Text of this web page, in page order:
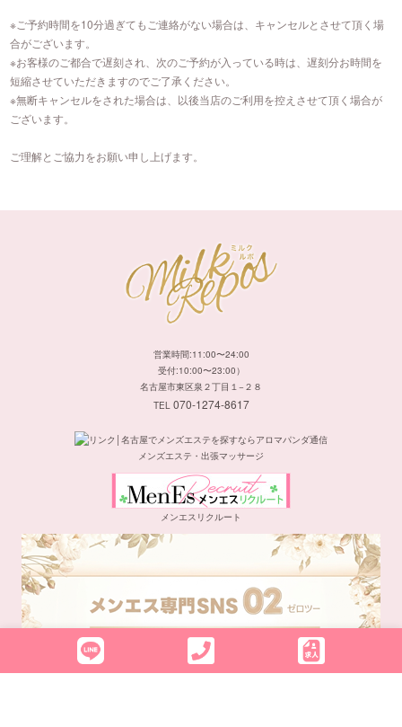
※ご予約時間を10分過ぎてもご連絡がない場合は、キャンセルとさせて頂く場
合がございます。
※お客様のご都合で遅刻され、次のご予約が入っている時は、遅刻分お時間を
短縮させていただきますのでご了承ください。
※無断キャンセルをされた場合は、以後当店のご利用を控えさせて頂く場合が
ございます。
ご理解とご協力をお願い申し上げます。
営業時間:11:00〜24:00
受付:10:00〜23:00）
名古屋市東区泉２丁目１−２８
TEL 070-1274-8617
メンズエステ・出張マッサージ
メンエスリクルート